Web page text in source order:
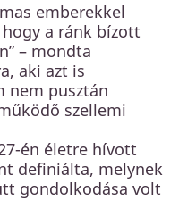
emberekkel
a ránk bízott
– mondta
aki azt is
nem pusztán
szellemi
én életre hívott
definiálta, melynek
gondolkodása volt